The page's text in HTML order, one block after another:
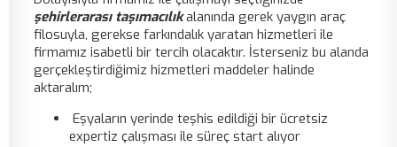
şehirlerarası taşımacılıkalanında gerek yaygın araç
filosuyla, gerekse farkındalık yaratan hizmetleri ile
firmamız isabetli bir tercih olacaktır. İsterseniz bu alanda
gerçekleştirdiğimiz hizmetleri maddeler halinde
aktaralım;
Eşyaların yerinde teşhis edildiği bir ücretsiz
expertiz çalışması ile süreç start alıyor